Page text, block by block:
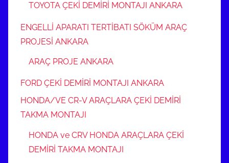
TOYOTA ÇEKİ DEMİRİ MONTAJI ANKARA
ENGELLİ APARATI TERTİBATI SÖKÜM ARAÇ
PROJESİ ANKARA
ARAÇ PROJE ANKARA
FORD ÇEKİ DEMİRİ MONTAJI ANKARA
HONDA/VE CR-V ARAÇLARA ÇEKİ DEMİRİ
TAKMA MONTAJI
HONDA ve CRV HONDA ARAÇLARA ÇEKİ
DEMİRİ TAKMA MONTAJI